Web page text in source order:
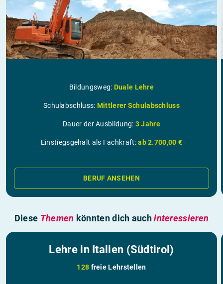
Bildungsweg: Duale Lehre
Schulabschluss: Mittlerer Schulabschluss
Dauer der Ausbildung: 3 Jahre
Einstiegsgehalt als Fachkraft:ab 2.700,00 €
BERUF ANSEHEN
Diese Themen könnten dich auchinteressieren
Lehre in Italien (Südtirol)
128 freie Lehrstellen